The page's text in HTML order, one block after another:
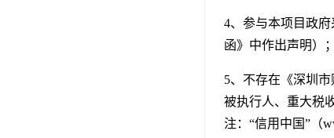
4、参与本项目政
函》中作出声明）；
5、不存在《深圳
被执行人、重大税
注：“信用中国”（